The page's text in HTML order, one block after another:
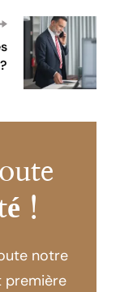
!
notre
première